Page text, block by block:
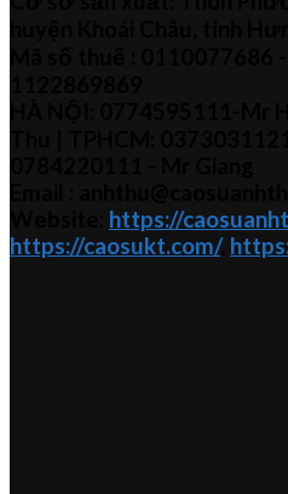
https://
https://caosukt.com/,